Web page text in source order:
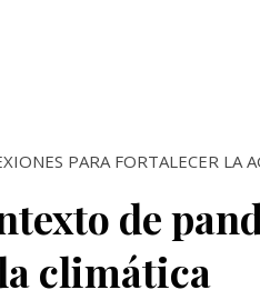
PARA FORTALECER LA
de
climática